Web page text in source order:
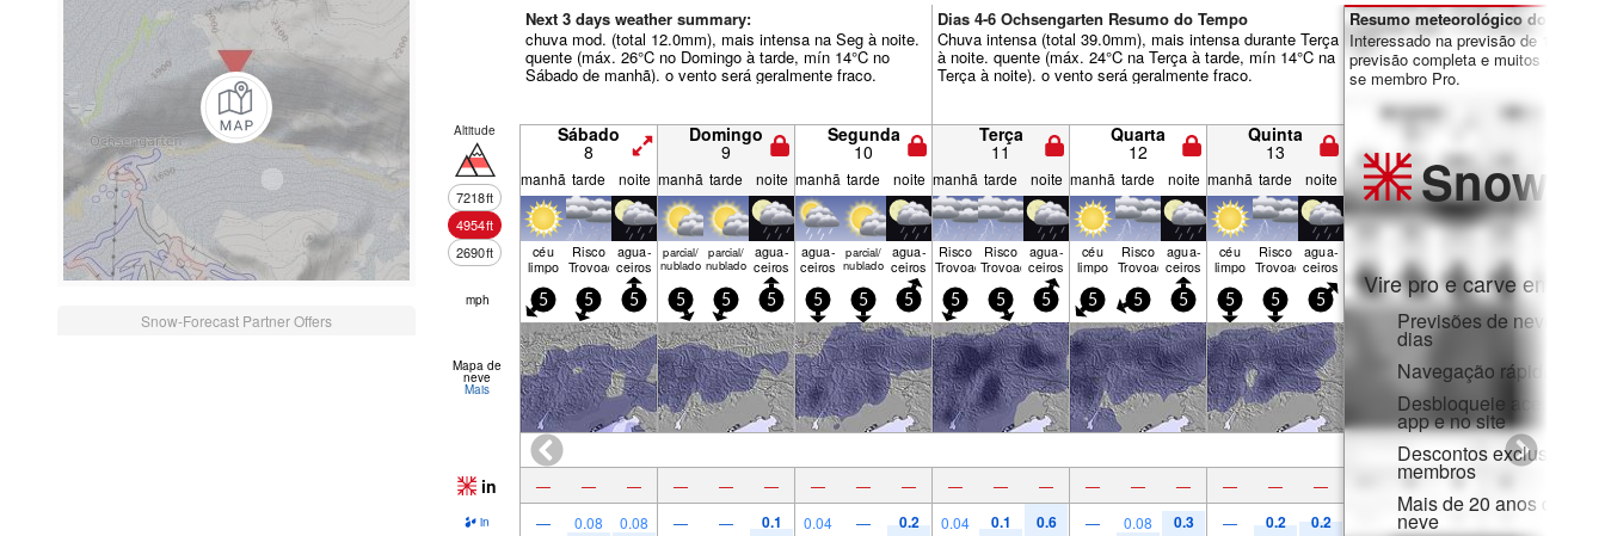
Snow-Forecast Partner Offers
Next 3 days weather summary:
chuva mod. (total 12.0mm), mais intensa na Seg à noite.
quente (máx. 26°C no Domingo à tarde, mín 14°C no
Sábado de manhã). o vento será geralmente fraco.
Dias 4-6 Ochsengarten Resumo do Tempo
Chuva intensa (total 39.0mm), mais intensa durante Terça
à noite. quente (máx. 24°C na Terça à tarde, mín 14°C na
Terça à noite). o vento será geralmente fraco.
Altitude
7218ft
4954ft
2690ft
Sábado
8
Domingo
9
Segunda
10
Terça
11
Quarta
12
Quinta
13
manhã tarde noite manhã tarde noite manhã tarde noite manhã tarde noite manhã tarde noite manhã tarde noite
céu
limpo
Risco
Trovoada
agua­
ceiros
parcial/
nublado
parcial/
nublado
agua­
ceiros
agua­
ceiros
parcial/
nublado
agua­
ceiros
Risco
Trovoada
Risco
Trovoada
agua­
ceiros
céu
limpo
Risco
Trovoada
agua­
ceiros
céu
limpo
Risco
Trovoada
agua­
ceiros
mph 5 5 5 5 5 5 5 5 5 5 5 5 5 5 5 5 5 5
Mapa de
neve
Mais
in — — — — — — — — — — — — — — — — — —
in — 0.08 0.08 — — 0.1 0.04 — 0.2 0.04 0.1 0.6 — 0.08 0.3 — 0.2 0.2
Resumo meteorológico dos dias
Interessado na previsão de 16
previsão completa e muitos outros
se membro Pro.
Snow
Vire pro e carve em:
Previsões de neve
dias
Navegação rápida sem
Desbloqueie acesso
app e no site
Descontos exclusivos
membros
Mais de 20 anos de
neve